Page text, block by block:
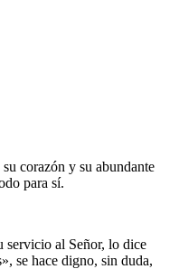
corazón y su abundante
para sí.
servicio al Señor, lo dice
se hace digno, sin duda,